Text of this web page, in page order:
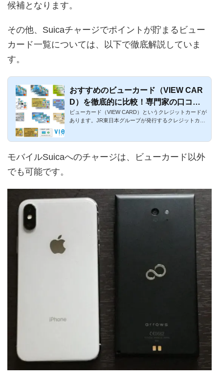
候補となります。
その他、Suicaチャージでポイントが貯まるビュー
カード一覧については、以下で徹底解説していま
す。
おすすめのビューカード（VIEW CAR
D）を徹底的に比較！専門家の口コミ2
026
ビューカード（VIEW CARD）というクレジットカードが
あります。JR東日本グループが発行するクレジットカー
モバイルSuicaへのチャージは、ビューカード以外
でも可能です。